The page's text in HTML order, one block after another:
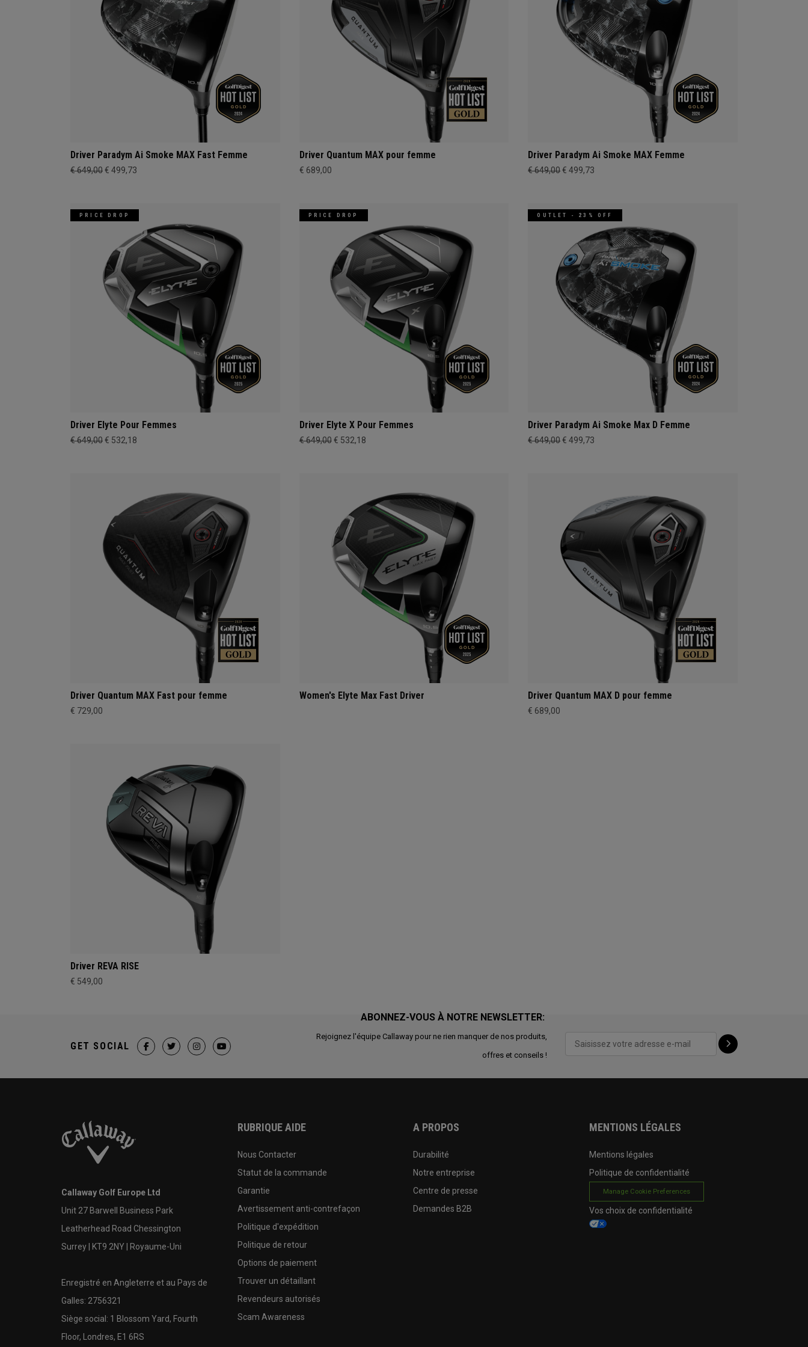
Driver Paradym Ai Smoke MAX Fast Femme
€ 649,00€ 499,73
Driver Quantum MAX pour femme
€ 689,00
Driver Paradym Ai Smoke MAX Femme
€ 649,00€ 499,73
PRICE DROP
Driver Elyte Pour Femmes
€ 649,00€ 532,18
PRICE DROP
Driver Elyte X Pour Femmes
€ 649,00 € 532,18
OUTLET - 23% OFF
Driver Paradym Ai Smoke Max D Femme
€ 649,00€ 499,73
Driver Quantum MAX Fast pour femme
€ 729,00
Women's Elyte Max Fast Driver Driver Quantum MAX D pour femme
€ 689,00
Driver REVA RISE
€ 549,00
ABONNEZ-VOUS À NOTRE NEWSLETTER:
Rejoignez l'équipe Callaway pour ne rien manquer de nos produits,
offres et conseils !
GET SOCIAL
Callaway Golf Europe Ltd
Unit 27 Barwell Business Park
Leatherhead Road Chessington
Surrey | KT9 2NY | Royaume-Uni
Enregistré en Angleterre et au Pays de
Galles: 2756321
Siège social: 1 Blossom Yard, Fourth
Floor, Londres, E1 6RS
RUBRIQUE AIDE
Nous Contacter
Statut de la commande
Garantie
Avertissement anti-contrefaçon
Politique d'expédition
Politique de retour
Options de paiement
Trouver un détaillant
Revendeurs autorisés
Scam Awareness
A PROPOS
Durabilité
Notre entreprise
Centre de presse
Demandes B2B
MENTIONS LÉGALES
Mentions légales
Politique de confidentialité
Manage Cookie Preferences
Vos choix de confidentialité